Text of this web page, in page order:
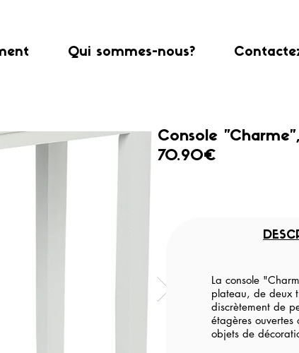
Qui sommes-nous?
Console
70.90€
La console
plateau, de deux
discrètement de
étagères
objets de